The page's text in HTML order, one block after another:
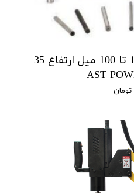
مته گردبر HSS از قطر 12 تا 100 میل ارتفاع 35